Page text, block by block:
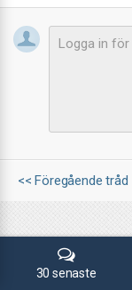
<< Föregående tråd
30 senaste